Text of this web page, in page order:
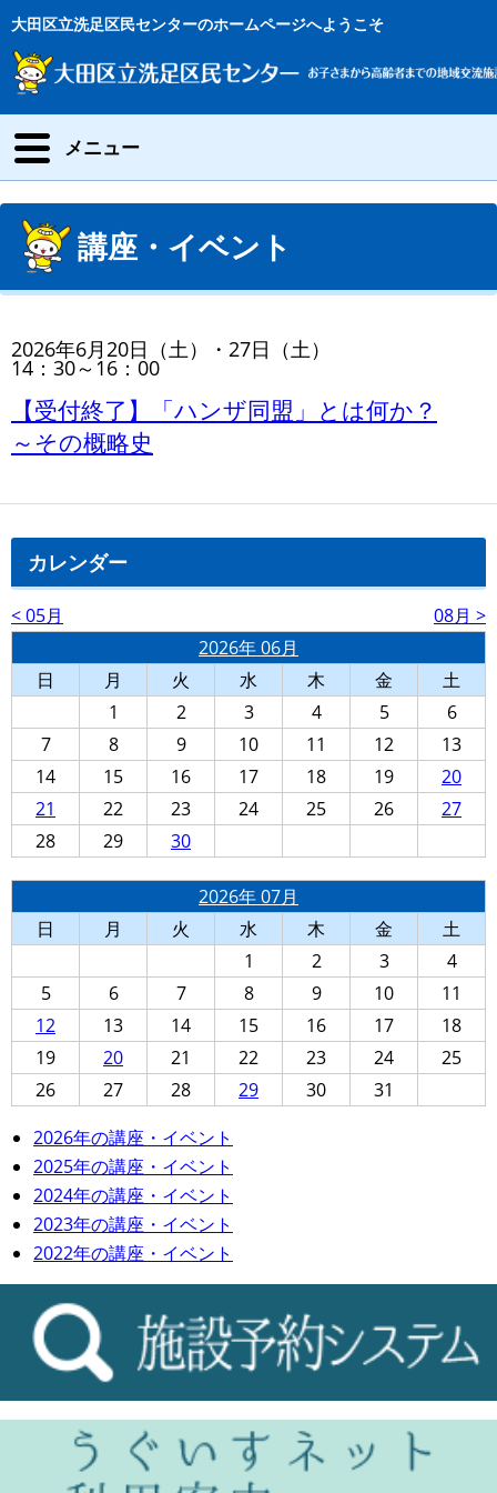
大田区立洗足区民センターのホームページへようこそ
メニュー
講座・イベント
2026年6月20日（土）・27日（土）
14：30～16：00
【受付終了】「ハンザ同盟」とは何か？
～その概略史
カレンダー
< 05月
08月 >
2026年 06月
日
月 火 水 木 金
土
1
2 3 4 5
6
7
8 9 10 11 12
13
14
15 16 17 18 19
20
21
22 23 24 25 26
27
28
29 30
2026年 07月
日
月 火 水 木 金
土
1
2 3
4
5
6 7 8 9 10
11
12
13 14 15 16 17
18
19
20 21 22 23 24
25
26
27 28 29 30
31
2026年の講座・イベント
2025年の講座・イベント
2024年の講座・イベント
2023年の講座・イベント
2022年の講座・イベント